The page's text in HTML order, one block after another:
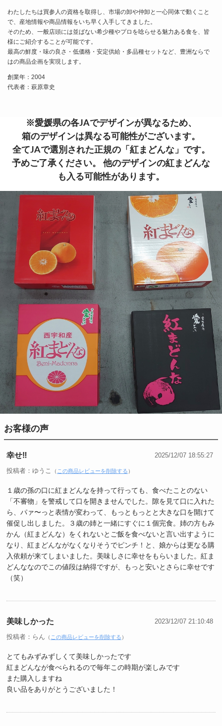
わたしたちは買参人の資格を取得し、市場の卸や仲卸と一心同体で動くこと
で、産地情報や商品情報をいち早く入手してきました。
そのため、一般店頭には並ばない希少種やプロを唸らせる魅力ある食を、皆
様にご紹介することが可能です。
最高の鮮度・味の良さ・低価格・安定供給・多品種セットなど、豊洲ならで
はの商品企画を実現します。
創業年：2004
代表者：萩原章史
※愛媛県の各JAでデザインが異なるため、
箱のデザインは異なる可能性がございます。
全てJAで選別された正規の「紅まどんな」です。
予めご了承ください。 他のデザインの紅まどんな
も入る可能性があります。
お客様の声
幸せ‼︎ 2025/12/07 18:55:27
投稿者：ゆうこ （ この商品レビューを削除する ）
１歳の孫の口に紅まどんなを持って行っても、食べたことのない
「不審物」を警戒して口を開きませんでした。隙を見て口に入れた
ら、パァ〜っと表情が変わって、もっともっとと大きな口を開けて
催促し出しました。３歳の姉と一緒にすぐに１個完食。姉の方もみ
かん（紅まどんな）をくれないとご飯を食べないと言い出すように
なり、紅まどんながなくなりそうでピンチ！と、娘からは更なる購
入依頼が来てしまいました。美味しさに幸せをもらいました。紅ま
どんななのでこの値段は納得ですが、もっと安いとさらに幸せです
（笑）
美味しかった 2023/12/07 21:10:48
投稿者：らん （ この商品レビューを削除する ）
とてもみずみずしくて美味しかったです
紅まどんなが食べられるので毎年この時期が楽しみです
また購入しますね
良い品をありがとうございました！